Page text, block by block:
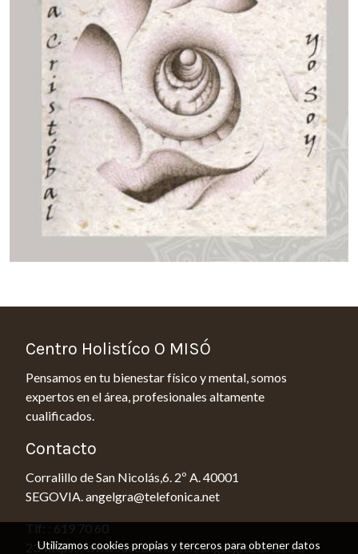
Centro Holistíco O MISÓ
Pensamos en tu bienestar físico y mental, somos
expertos en el área, profesionales altamente
cualificados.
Contacto
Corralillo de San Nicolás,6. 2º A. 40001
SEGOVIA. angelgra@telefonica.net
23 https://www.facebook.com/angel.graciaruiz.73
Utilizamos cookies propias y terceros para obtener datos